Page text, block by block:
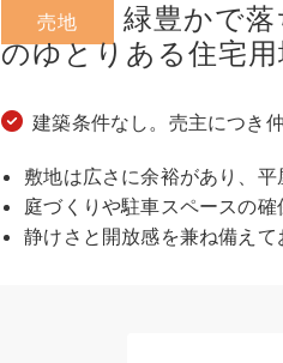
売地
緑豊かで
のゆとりある住宅用
建築条件なし。売主につき
敷地は広さに余裕があり、
庭づくりや駐車スペースの確
静けさと開放感を兼ね備えて